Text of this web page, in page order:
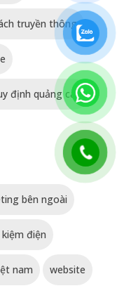
truyền thông
định quảng cáo
bên ngoài
điện
nam website